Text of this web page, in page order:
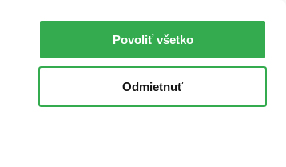
Povoliť všetko
Odmietnuť